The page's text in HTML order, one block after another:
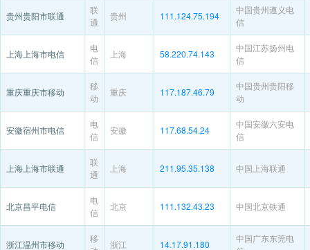
贵州贵阳市联通
联
通
贵州 111.124.75.194
中国贵州遵义电
信
上海上海市电信
电
信
上海 58.220.74.143
中国江苏扬州电
信
重庆重庆市移动
移
动
重庆 117.187.46.79
中国贵州贵阳移
动
安徽宿州市电信
电
信
安徽 117.68.54.24
中国安徽六安电
信
上海上海市联通
联
通
上海 211.95.35.138 中国上海联通
北京昌平电信
电
信
北京 111.132.43.23 中国北京铁通
浙江温州市移动
移
浙江 14.17.91.180
中国广东东莞电